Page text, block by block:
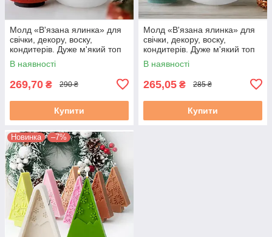
Молд «В'язана ялинка» для
свічки, декору, воску,
кондитерів. Дуже м'який топ
силікон. 1 шт. М. 755. Ок. 8
см
В наявності
269,70 ₴ 290 ₴
Купити
Молд «В'язана ялинка» для
свічки, декору, воску,
кондитерів. Дуже м'який топ
силікон. 1 шт. М. 7552. Ок. 8
см
В наявності
265,05 ₴ 285 ₴
Купити
Новинка –7%